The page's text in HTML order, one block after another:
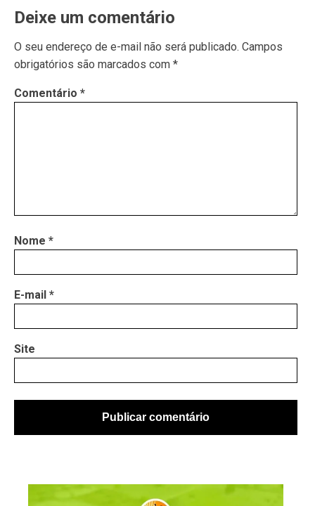
Deixe um comentário
O seu endereço de e-mail não será publicado. Campos
obrigatórios são marcados com *
Comentário *
Nome *
E-mail *
Site